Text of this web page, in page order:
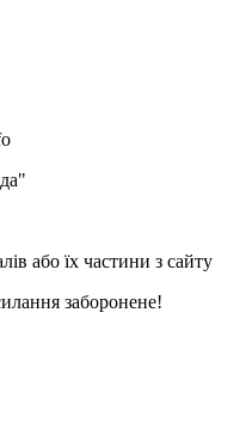
або їх частини з сайту
заборонене!